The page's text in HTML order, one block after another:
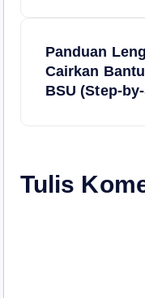
s
Panduan
Cairkan
BSU (Step-
Tulis